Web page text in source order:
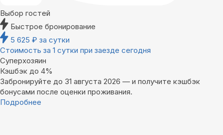
Выбор гостей
Быстрое бронирование
5 625 ₽ за сутки
Стоимость за 1 сутки при заезде сегодня
Суперхозяин
Кэшбэк до 4%
Забронируйте до 31 августа 2026 — и получите кэшбэк
бонусами после оценки проживания.
Подробнее